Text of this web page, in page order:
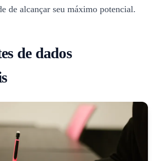
de alcançar seu máximo potencial.
de dados